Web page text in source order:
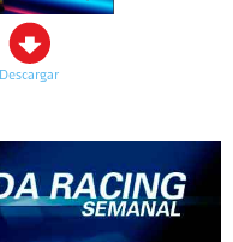
Descargar